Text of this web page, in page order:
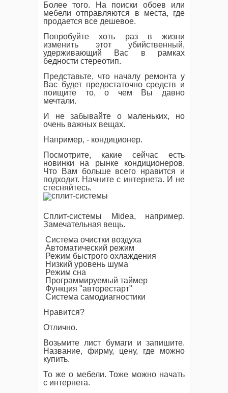
Более того. На поиски обоев или
мебели отправляются в места, где
продается все дешевое.
Попробуйте хоть раз в жизни
изменить этот убийственный,
удерживающий Вас в рамках
бедности стереотип.
Представьте, что началу ремонта у
Вас будет предостаточно средств и
поищите то, о чем Вы давно
мечтали.
И не забывайте о маленьких, но
очень важных вещах.
Например, - кондиционер.
Посмотрите, какие сейчас есть
новинки на рынке кондиционеров.
Что Вам больше всего нравится и
подходит. Начните с интернета. И не
стесняйтесь.
Сплит-системы Midea, например.
Замечательная вещь.
Система очистки воздуха
Автоматический режим
Режим быстрого охлаждения
Низкий уровень шума
Режим сна
Программируемый таймер
Функция "авторестарт"
Система самодиагностики
Нравится?
Отлично.
Возьмите лист бумаги и запишите.
Название, фирму, цену, где можно
купить.
То же о мебели. Тоже можно начать
с интернета.